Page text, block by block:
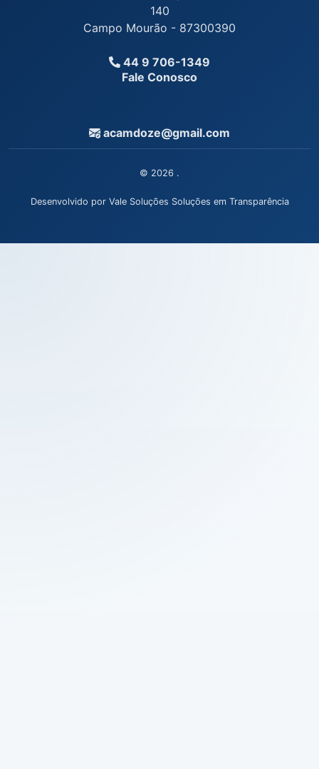
140
Campo Mourão - 87300390
44 9 706-1349
Fale Conosco
acamdoze@gmail.com
© 2026 .
Desenvolvido por Vale Soluções Soluções em Transparência